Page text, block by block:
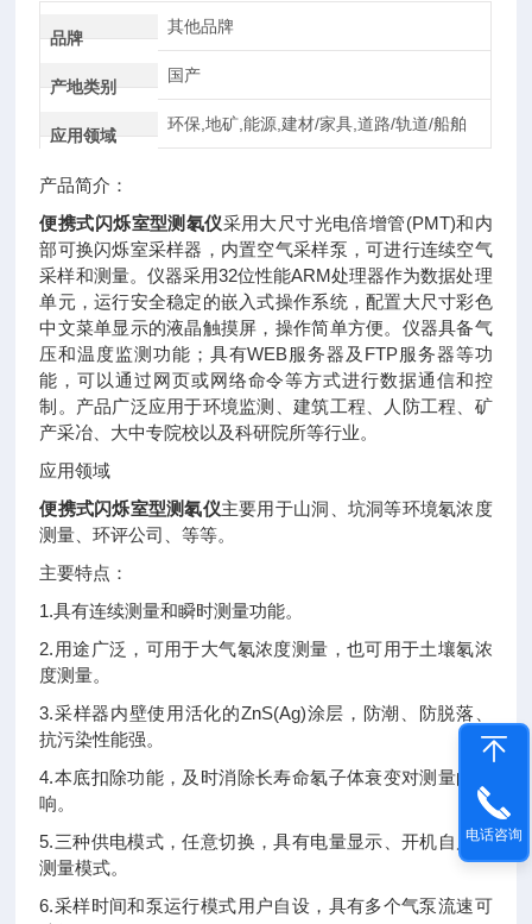
品牌
其他品牌
产地类别
国产
应用领域
环保,地矿,能源,建材/家具,道路/轨道/船舶
产品简介：
便携式闪烁室型测氡仪采用大尺寸光电倍增管(PMT)和内
部可换闪烁室采样器，内置空气采样泵，可进行连续空气
采样和测量。仪器采用32位性能ARM处理器作为数据处理
单元，运行安全稳定的嵌入式操作系统，配置大尺寸彩色
中文菜单显示的液晶触摸屏，操作简单方便。仪器具备气
压和温度监测功能；具有WEB服务器及FTP服务器等功
能，可以通过网页或网络命令等方式进行数据通信和控
制。产品广泛应用于环境监测、建筑工程、人防工程、矿
产采冶、大中专院校以及科研院所等行业。
应用领域
便携式闪烁室型测氡仪主要用于山洞、坑洞等环境氡浓度
测量、环评公司、等等。
主要特点：
1.具有连续测量和瞬时测量功能。
2.用途广泛，可用于大气氡浓度测量，也可用于土壤氡浓
度测量。
3.采样器内壁使用活化的ZnS(Ag)涂层，防潮、防脱落、
抗污染性能强。
4.本底扣除功能，及时消除长寿命氡子体衰变对测量的影
响。
5.三种供电模式，任意切换，具有电量显示、开机自启动
测量模式。
6.采样时间和泵运行模式用户自设，具有多个气泵流速可
电话咨询